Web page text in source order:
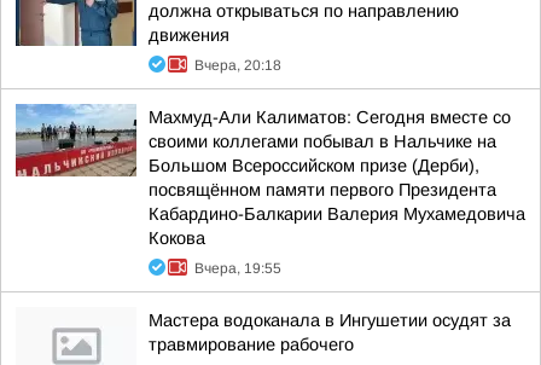
должна открываться по направлению
движения
Вчера, 20:18
Махмуд-Али Калиматов: Сегодня вместе со
своими коллегами побывал в Нальчике на
Большом Всероссийском призе (Дерби),
посвящённом памяти первого Президента
Кабардино-Балкарии Валерия Мухамедовича
Кокова
Вчера, 19:55
Мастера водоканала в Ингушетии осудят за
травмирование рабочего